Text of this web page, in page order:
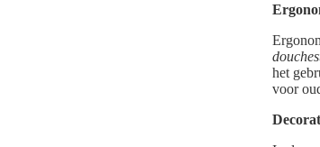
het
voor